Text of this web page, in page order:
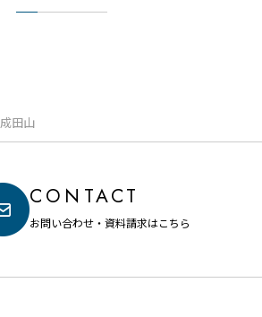
成田山
CONTACT
お問い合わせ・資料請求はこちら